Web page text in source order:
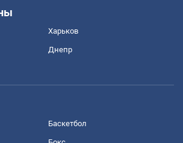
Харьков
Днепр
Баскетбол